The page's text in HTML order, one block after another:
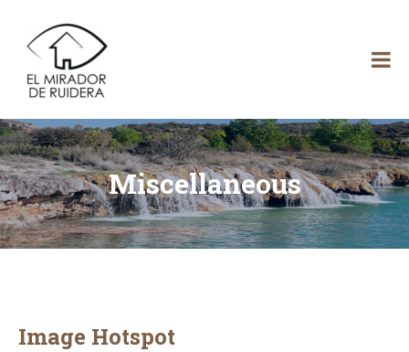
content
El
Mirador
de Ruidera
Miscellaneous
Image Hotspot